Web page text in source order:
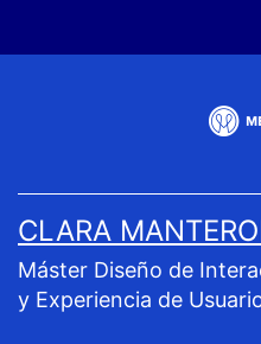
CLARA
Máster Diseño de
y Experiencia de